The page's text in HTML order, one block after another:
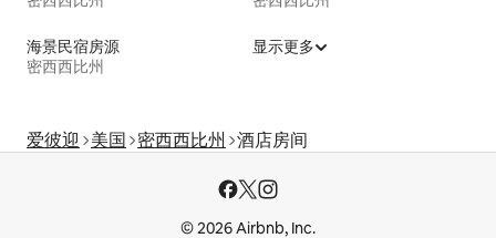
海景民宿房源
密西西比州
显示更多
爱彼迎 美国 密西西比州 酒店房间
© 2026 Airbnb, Inc.